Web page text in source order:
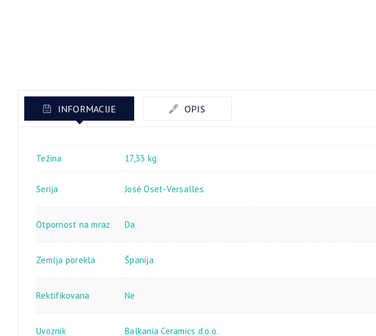
INFORMACIJE OPIS
Težina 17,33 kg
Serija José Oset-Versalles
Otpornost na mraz Da
Zemlja porekla Španija
Rektifikovana Ne
Uvoznik Balkania Ceramics d.o.o.